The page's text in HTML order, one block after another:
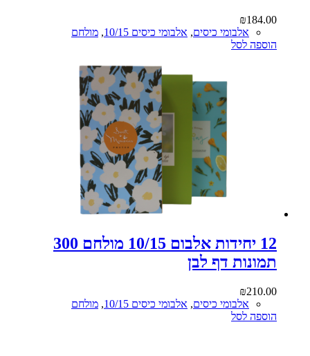
₪184.00
אלבומי כיסים, אלבומי כיסים 10/15 , מולחם
הוספה לסל
12 יחידות אלבום 10/15 מולחם 300
תמונות דף לבן
₪210.00
אלבומי כיסים, אלבומי כיסים 10/15 , מולחם
הוספה לסל